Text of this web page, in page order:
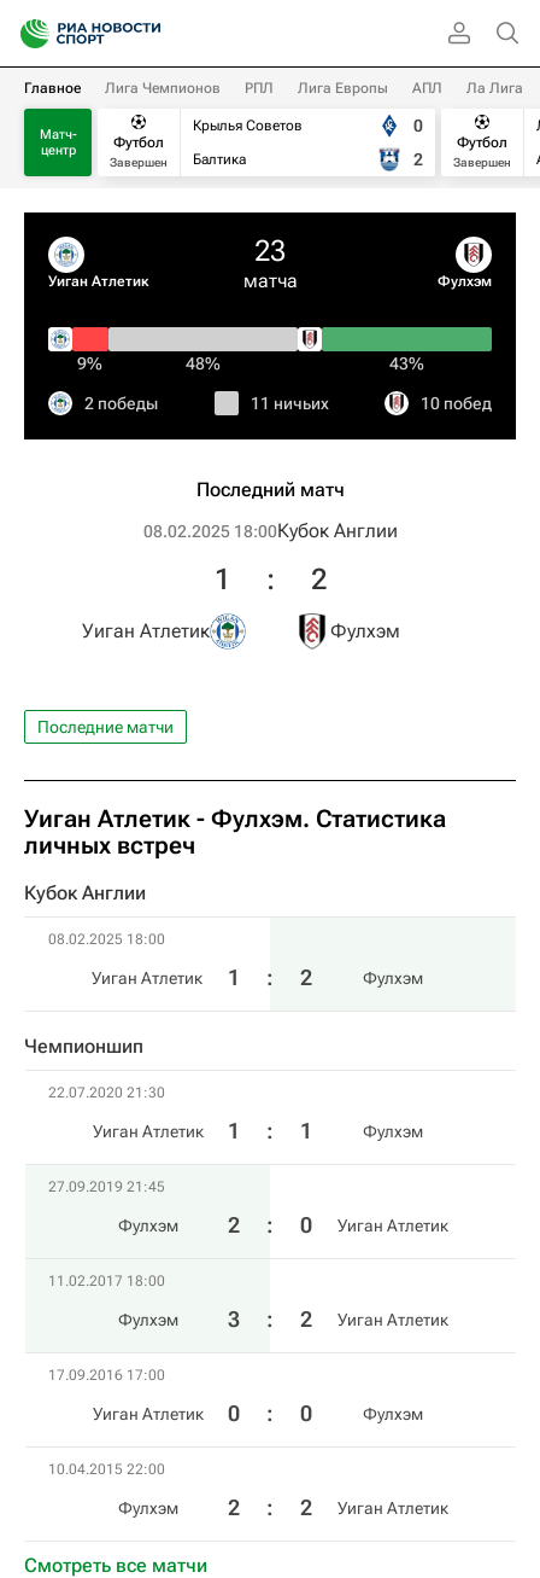
Главное Лига Чемпионов РПЛ Лига Европы АПЛ Ла Лига
Матч-
центр
Футбол
Завершен
Крылья Советов
Балтика
0
2
Футбол
Завершен
Уиган Атлетик
23
матча Фулхэм
9% 48% 43%
2 победы 11 ничьих 10 побед
Последний матч
08.02.2025 18:00Кубок Англии
Уиган Атлетик
1 : 2
Фулхэм
Последние матчи
Уиган Атлетик - Фулхэм. Статистика
личных встреч
Кубок Англии
08.02.2025 18:00
Уиган Атлетик 1 : 2 Фулхэм
Чемпионшип
22.07.2020 21:30
Уиган Атлетик 1 : 1 Фулхэм
27.09.2019 21:45
Фулхэм 2 : 0 Уиган Атлетик
11.02.2017 18:00
Фулхэм 3 : 2 Уиган Атлетик
17.09.2016 17:00
Уиган Атлетик 0 : 0 Фулхэм
10.04.2015 22:00
Фулхэм 2 : 2 Уиган Атлетик
Смотреть все матчи